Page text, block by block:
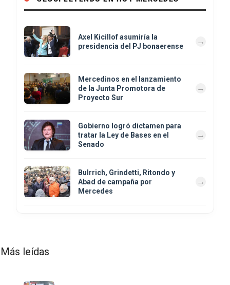
Axel Kicillof asumiría la
presidencia del PJ bonaerense
Mercedinos en el lanzamiento
de la Junta Promotora de
Proyecto Sur
Gobierno logró dictamen para
tratar la Ley de Bases en el
Senado
Bulrrich, Grindetti, Ritondo y
Abad de campaña por
Mercedes
Más leídas